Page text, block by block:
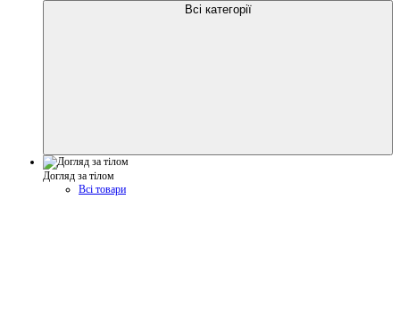
Всі категорії
Догляд за тілом
Всі товари